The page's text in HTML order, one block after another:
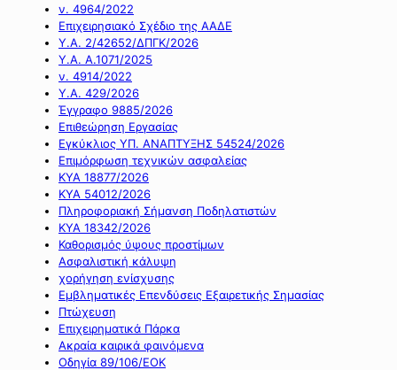
ν. 4964/2022
Επιχειρησιακό Σχέδιο της ΑΑΔΕ
Υ.Α. 2/42652/ΔΠΓΚ/2026
Υ.Α. Α.1071/2025
ν. 4914/2022
Υ.Α. 429/2026
Έγγραφο 9885/2026
Επιθεώρηση Εργασίας
Εγκύκλιος ΥΠ. ΑΝΑΠΤΥΞΗΣ 54524/2026
Επιμόρφωση τεχνικών ασφαλείας
ΚΥΑ 18877/2026
ΚΥΑ 54012/2026
Πληροφοριακή Σήμανση Ποδηλατιστών
ΚΥΑ 18342/2026
Καθορισμός ύψους προστίμων
Ασφαλιστική κάλυψη
χορήγηση ενίσχυσης
Εμβληματικές Επενδύσεις Εξαιρετικής Σημασίας
Πτώχευση
Επιχειρηματικά Πάρκα
Ακραία καιρικά φαινόμενα
Οδηγία 89/106/ΕΟΚ